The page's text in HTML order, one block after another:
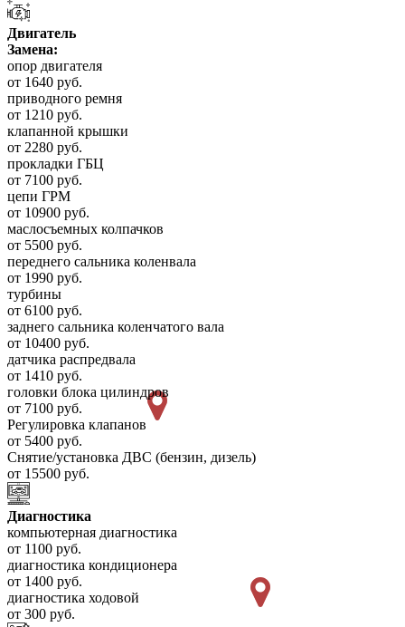
Двигатель
Замена:
опор двигателя
от 1640 руб.
приводного ремня
от 1210 руб.
клапанной крышки
от 2280 руб.
прокладки ГБЦ
от 7100 руб.
цепи ГРМ
от 10900 руб.
маслосъемных колпачков
от 5500 руб.
переднего сальника коленвала
от 1990 руб.
турбины
от 6100 руб.
заднего сальника коленчатого вала
от 10400 руб.
датчика распредвала
от 1410 руб.
головки блока цилиндров
от 7100 руб.
Регулировка клапанов
от 5400 руб.
Снятие/установка ДВС (бензин, дизель)
от 15500 руб.
Диагностика
компьютерная диагностика
от 1100 руб.
диагностика кондиционера
от 1400 руб.
диагностика ходовой
от 300 руб.